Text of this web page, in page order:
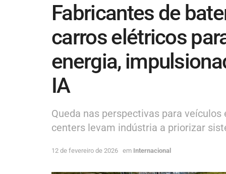
Fabricantes de
carros elétricos
energia,
IA
Queda nas perspectivas para
centers levam indústria a priorizar
12 de fevereiro de 2026 em Internacional